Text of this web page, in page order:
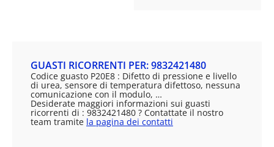
GUASTI RICORRENTI PER: 9832421480
Codice guasto P20E8 : Difetto di pressione e livello
di urea, sensore di temperatura difettoso, nessuna
comunicazione con il modulo, …
Desiderate maggiori informazioni sui guasti
ricorrenti di : 9832421480 ? Contattate il nostro
team tramite la pagina dei contatti